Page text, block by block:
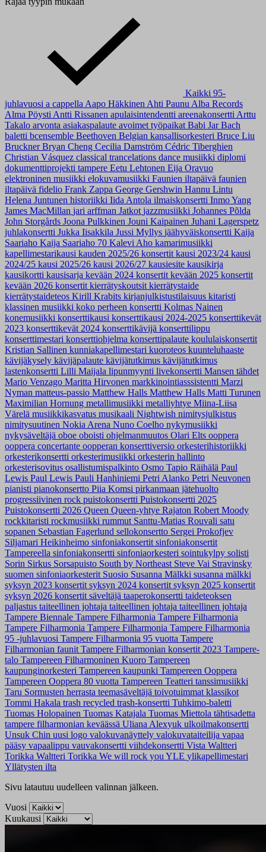
Kaikki 95-
juhlavuosi a cappella Aapo Häkkinen Ahti Paunu Alba Records
Alma Pöysti Antti Rissanen apulaisintendentti areenakonsertti Arttu
Takalo arvonta asiakaspalaute avoimet työpaikat Babi JarBach
baletti bcensemble Beethoven Belgian kansallisorkesteri Bruce Liu
BrucknerBryan Cheng Cecilia Damström Cédric Tiberghien
Christian Vásquez classical trancelations dance musiikki diplomi
dokumenttiprojekti tampere Eetu Lehtonen Eija Oravuo
elektroninen musiikki elokuvamusiikki Faunien iltapäivä faunien
iltapäivä fidelio Frank Zappa George Gershwin Hannu Lintu
Helena Juntunen historiikki Iida Antola ilmaiskonsertti Inmo Yang
James MacMillan jari arffman Jatkot jazzmusiikki Johannes Põlda
John Storgårds Joona Pulkkinen Jouni Kaipainen Juhani Lagerspetz
juhlakonsertti Jukka Iisakkila Jussi Myllys jäähyväiskonsertti Kaija
Saariaho Kaija Saariaho 70 Kalevi Aho kamarimusiikki
kapellimestarikausi kauden 2025/26 konsertit kausi 2023/24 kausi
2024/25 kausi 2025/26 kausi 2026/27 kausiesite kausikirja
kausikortti kausisarja kevään 2024 konsertit kevään 2025 konsertit
kevään 2026 konsertit kierrätyskoutsit kierrätystaide
kierrätystaideteos Kirill Krabits kirjanjulkistustilaisuus kitaristi
klassinen musiikki koko perheen konsertti Kolmas Nainen
konemusiikki konserttikausi konserttikausi 2024-2025 konserttikevät
2023 konserttikevät 2024 konserttikävijä konserttilippu
konserttimestari konserttiohjelma konserttipalaute koululaiskonsertit
Kristian Sallinen kunniakapellimestari kuoroteos kuunteluhaaste
kävijäkysely kävijäpalaute kävijätutkimus kävijätutkimus
lastenkonsertti Lilli Maijala lipunmyynti livekonsertti Mansen tähdet
Mario Venzago Maritta Hirvonen markkinointiasssistentti Marzi
Nyman matteus-passio Matthew Halls Matthew Halls Matti Turunen
Maximilian Hornung metallimusiikki metalliyhtye Miina-Liisa
Värelä musiikkikasvatus musikaali Nightwish nimitysjulkistus
nimitysuutinen Nokia Arena Nuno Coelho nykymusiikki
nykysäveltäjä oboe oboisti ohjelmanmuutos Olari Elts ooppera
ooppera concertante oopperan konserttiversio orkesterihistoriikki
orkesterikonsertti orkesterimusiikki orkesterin hallinto
orkesterisovitus osallistumispalkinto Osmo Tapio Räihälä Paul
Lewis Paul Lewis Pauli Hanhiniemi Petri Alanko Petri Neuvonen
pianisti pianokonsertto Piia Komsi pirkanmaan jätehuolto
progressiivinen rock puistokonsertti Puistokonsertti 2025
Puistokonsertti 2026 Queen Queen-yhtye Rajaton Robert Moody
rockkitaristi rockmusiikki rummut Santtu-Matias Rouvali satu
sopanen Sebastian Fagerlund sellokonsertto Sergei Prokofjev
Siljamari Heikinheimo sinfoniakonsertit sinfoniakonsertit
Tampereella sinfoniakonsertti sinfoniaorkesteri sointukylpy solisti
Sorin Sirkus Sorsapuisto South by Northeast Steve Vai Stravinsky
suomen sinfoniaorkesterit Suosio Susanna Mälkki susanna mälkki
syksyn 2023 konsertit syksyn 2024 konsertit syksyn 2025 konsertit
syksyn 2026 konsertit säveltäjä taaperokonsertti taideteoksen
paljastus taiteellinen johtaja taiteellinen johtaja taiteellinen johtaja
Tampere Biennale Tampere Filharmonia Tampere Filharmonia
Tampere Filharmonia Tampere Filharmonia Tampere Filharmonia
95 -juhlavuosi Tampere Filharmonia 95 vuotta Tampere
Filharmonian faunit Tampere Filharmonian konsertit 2023 Tampere-
talo Tampereen Filharmoninen Kuoro Tampereen
kaupunginorkesteri Tampereen kaupunki Tampereen Ooppera
Tampereen Ooppera 80 vuotta Tampereen Teatteri tanssimusiikki
Taru Sormusten herrasta teemasäveltäjä toivotuimmat klassikot
Tommi Hakala trash recycled trash-konsertti Tuhkimo-baletti
Tuomas Holopainen Tuomas Katajala Tuomas Miettola tähtisadetta
tampere filharmonian keväässä Uliana Alexyuk ulkoilmakonsertti
Unsuk Chin uusi logo valokuvanäyttely valokuvataiteilija vapaa
pääsy vapaalippu vauvakonsertti viihdekonsertti Vista Waltteri
Torikka Waltteri Torikka We will rock you YLE ylikapellimestari
Yllätysten ilta
Sivu latautuu uudelleen valinnan jälkeen.
Vuosi
Kuukausi